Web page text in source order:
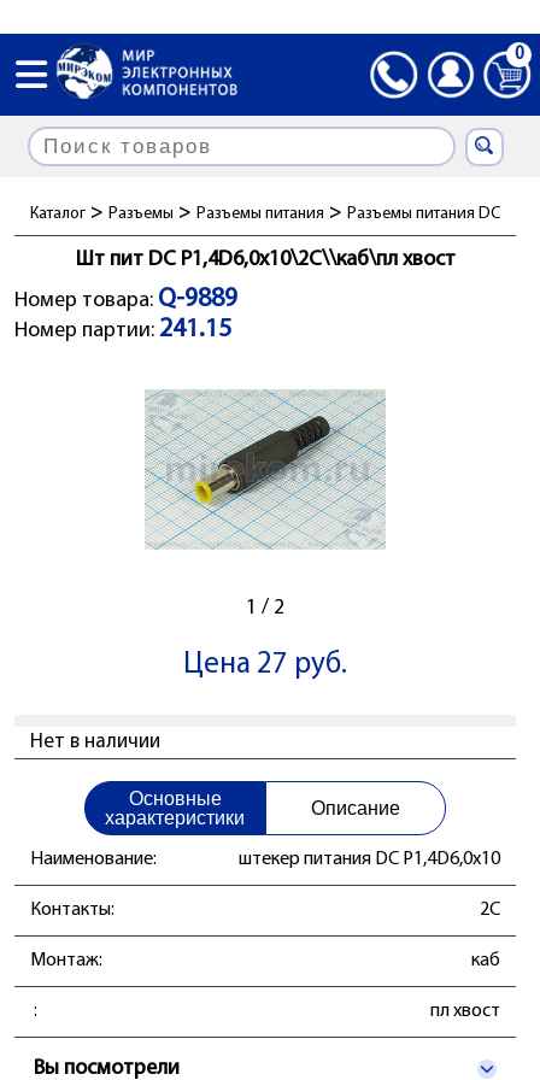
0
Каталог > Разъемы > Разъемы питания > Разъемы питания DC
Шт пит DC P1,4D6,0x10\2C\\каб\пл хвост
Номер товара: Q-9889
Номер партии: 241.15
1 / 2
Цена 27 руб.
Нет в наличии
Основные
характеристики
Описание
Наименование: штекер питания DC P1,4D6,0x10
Контакты: 2C
Монтаж: каб
: пл хвост
Вы посмотрели